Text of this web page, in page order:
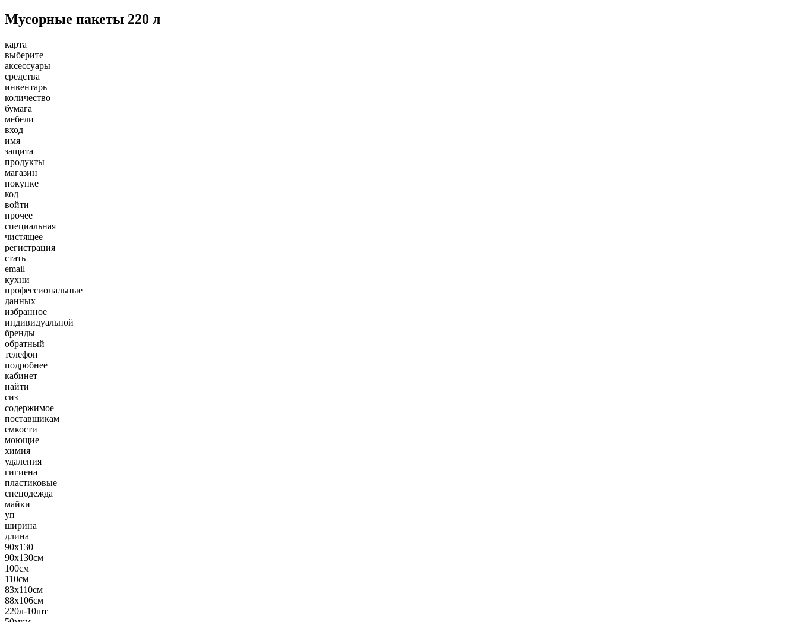
Мусорные пакеты 220 л
карта
выберите
аксессуары
средства
инвентарь
количество
бумага
мебели
вход
имя
защита
продукты
магазин
покупке
код
войти
прочее
специальная
чистящее
регистрация
стать
email
кухни
профессиональные
данных
избранное
индивидуальной
бренды
обратный
телефон
подробнее
кабинет
найти
сиз
содержимое
поставщикам
емкости
моющие
химия
удаления
гигиена
пластиковые
спецодежда
майки
уп
ширина
длина
90х130
90х130см
100см
110см
83х110см
88х106см
220л-10шт